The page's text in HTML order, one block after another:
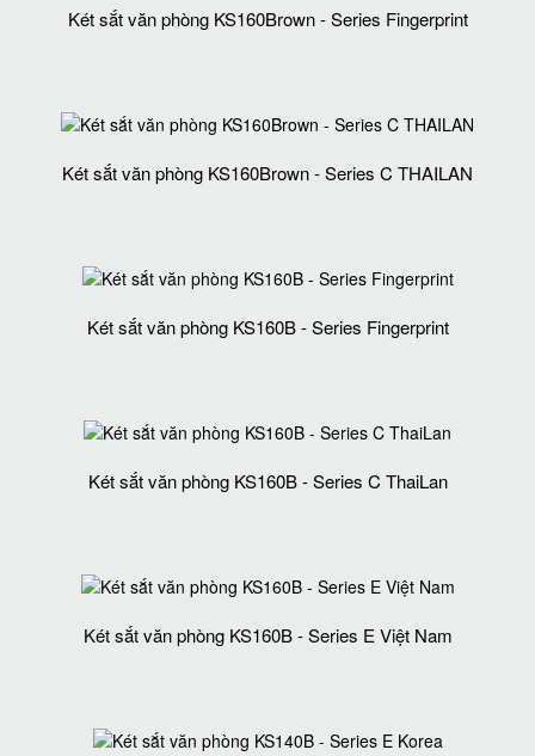
Két sắt văn phòng KS160Brown - Series Fingerprint
Két sắt văn phòng KS160Brown - Series C THAILAN
Két sắt văn phòng KS160B - Series Fingerprint
Két sắt văn phòng KS160B - Series C ThaiLan
Két sắt văn phòng KS160B - Series E Việt Nam